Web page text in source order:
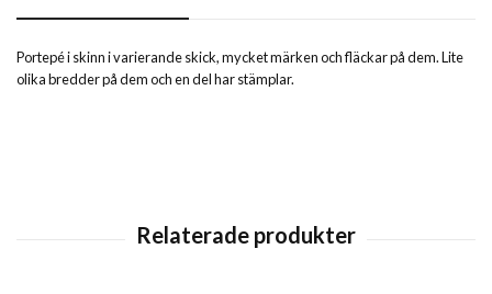
Portepé i skinn i varierande skick, mycket märken och fläckar på dem. Lite
olika bredder på dem och en del har stämplar.